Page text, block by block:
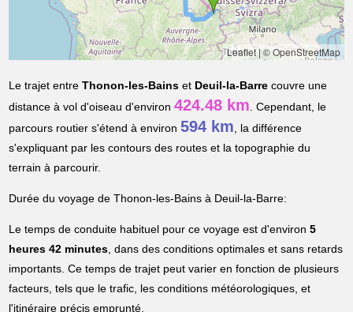
Leaflet|© OpenStreetMap
Le trajet entreThonon-les-Bains et Deuil-la-Barre couvre une
distance à vol d'oiseau d'environ424.48 km. Cependant, le
parcours routier s'étend à environ594 km, la différence
s'expliquant par les contours des routes et la topographie du
terrain à parcourir.
Durée du voyage de Thonon-les-Bains à Deuil-la-Barre:
Le temps de conduite habituel pour ce voyage est d'environ5
heures 42 minutes, dans des conditions optimales et sans retards
importants. Ce temps de trajet peut varier en fonction de plusieurs
facteurs, tels que le trafic, les conditions météorologiques, et
l'itinéraire précis emprunté.